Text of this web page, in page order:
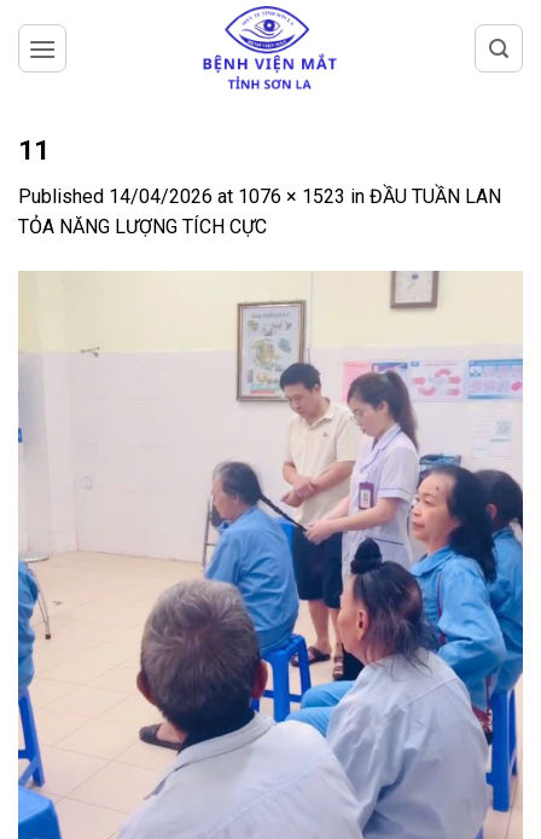
content
11
Published 14/04/2026 at 1076 × 1523 in ĐẦU TUẦN LAN
TỎA NĂNG LƯỢNG TÍCH CỰC